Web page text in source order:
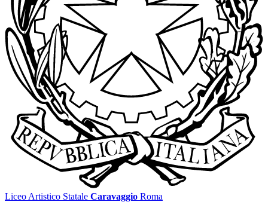
Liceo Artistico Statale Caravaggio Roma